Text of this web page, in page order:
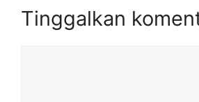
Tinggalkan